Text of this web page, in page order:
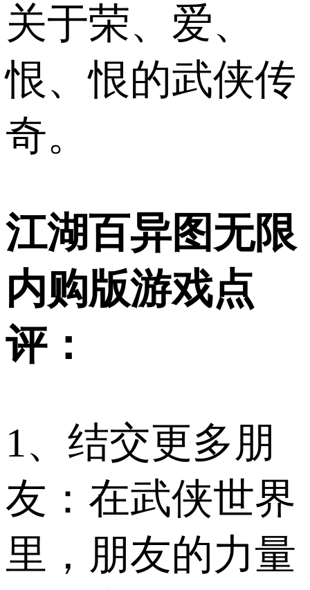
关于荣、爱、
恨、恨的武侠传
奇。
江湖百异图无限
内购版游戏点
评：
1、结交更多朋
友：在武侠世界
里，朋友的力量